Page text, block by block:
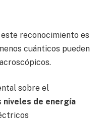
reconocimiento es
cuánticos pueden
sobre el
niveles de energía